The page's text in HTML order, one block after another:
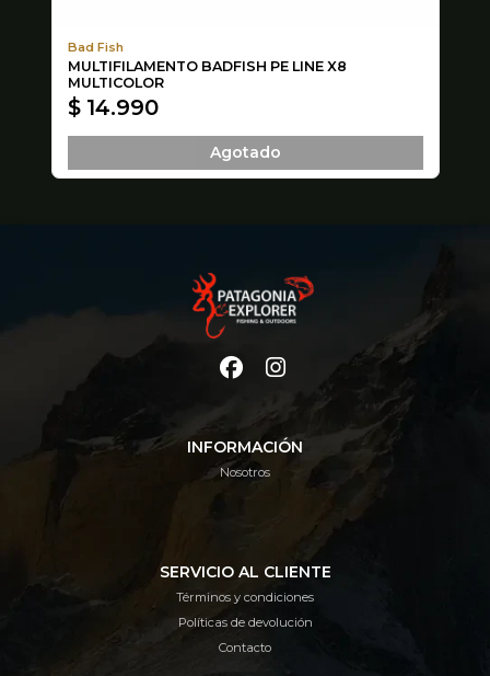
Bad Fish
MULTIFILAMENTO BADFISH PE LINE X8
MULTICOLOR
$ 14.990
Agotado
INFORMACIÓN
Nosotros
SERVICIO AL CLIENTE
Términos y condiciones
Políticas de devolución
Contacto